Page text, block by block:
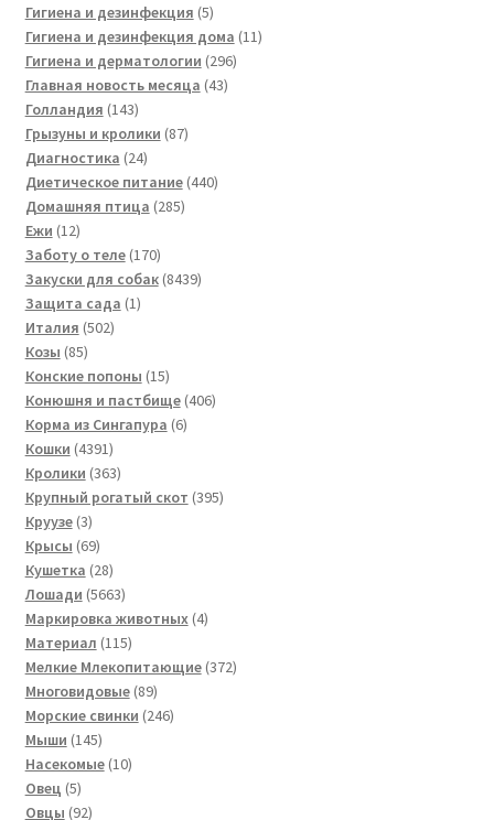
товаров
Гигиена и дезинфекция 55
товаров
Гигиена и дезинфекция дома 1111
Гигиена и дерматологии 296296
Главная новость месяца 4343
Голландия 143143
товара
Грызуны и кролики 8787
Диагностика 2424
товара
Диетическое питание 440440
Домашняя птица 285285
Ежи 1212
товаров
Заботу о теле 170170
товаров
Закуски для собак 84398439
Защита сада 11
Италия 502502
Козы 8585
товаров
Конские попоны 1515
товаров
Конюшня и пастбище 406406
Корма из Сингапура 66
Кошки 43914391
товар
Кролики 363363
товара
Крупный рогатый скот 395395
Круузе 33
товара
Крысы 6969
товаров
Кушетка 2828
товаров
Лошади 56635663
товара
Маркировка животных 44
Материал 115115
товаров
Мелкие Млекопитающие 372372
Многовидовые 8989
товаров
Морские свинки 246246
Мыши 145145
товаров
Насекомые 1010
Овец 55
товаров
Овцы 9292